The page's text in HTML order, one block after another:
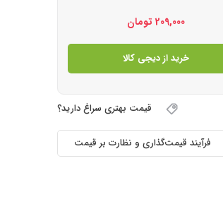
209,000 تومان
خرید از دیجی کالا
قیمت بهتری سراغ دارید؟
فرآیند قیمت‌گذاری و نظارت بر قیمت